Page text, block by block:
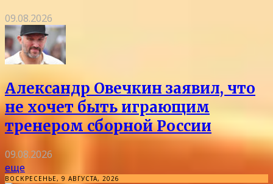
09.08.2026
Александр Овечкин заявил, что
не хочет быть играющим
тренером сборной России
09.08.2026
еще
ВОСКРЕСЕНЬЕ, 9 АВГУСТА, 2026